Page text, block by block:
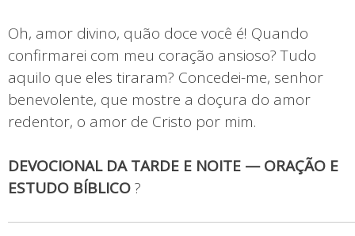
Oh, amor divino, quão doce você é! Quando
confirmarei com meu coração ansioso? Tudo
aquilo que eles tiraram? Concedei-me, senhor
benevolente, que mostre a doçura do amor
redentor, o amor de Cristo por mim.
DEVOCIONAL DA TARDE E NOITE — ORAÇÃO E
ESTUDO BÍBLICO?